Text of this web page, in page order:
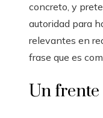
concreto, y
autoridad para
relevantes en
frase que es
Un